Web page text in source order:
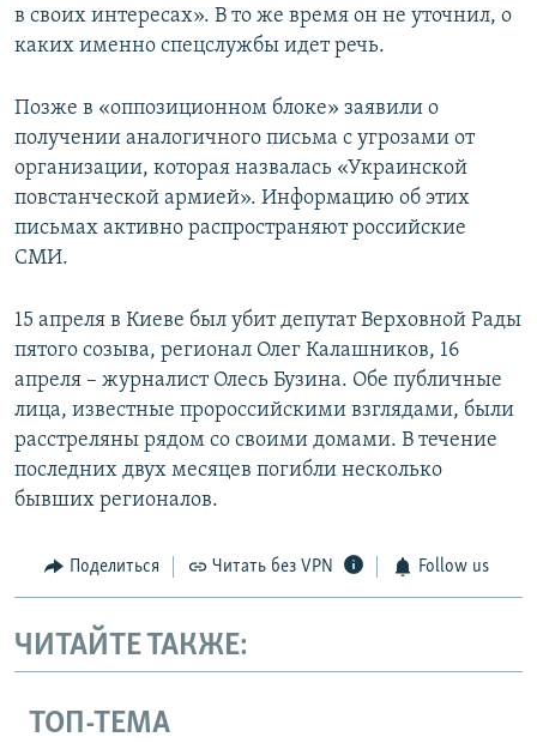
в своих интересах». В то же время он не уточнил, о
каких именно спецслужбы идет речь.
Позже в «оппозиционном блоке» заявили о
получении аналогичного письма с угрозами от
организации, которая назвалась «Украинской
повстанческой армией». Информацию об этих
письмах активно распространяют российские
СМИ.
15 апреля в Киеве был убит депутат Верховной Рады
пятого созыва, регионал Олег Калашников, 16
апреля – журналист Олесь Бузина. Обе публичные
лица, известные пророссийскими взглядами, были
расстреляны рядом со своими домами. В течение
последних двух месяцев погибли несколько
бывших регионалов.
Поделиться Читать без VPN Follow us
ЧИТАЙТЕ ТАКЖЕ:
ТОП-ТЕМА